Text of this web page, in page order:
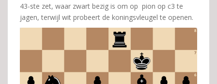
43-ste zet, waar zwart bezig is om op pion op c3 te
jagen, terwijl wit probeert de koningsvleugel te openen.